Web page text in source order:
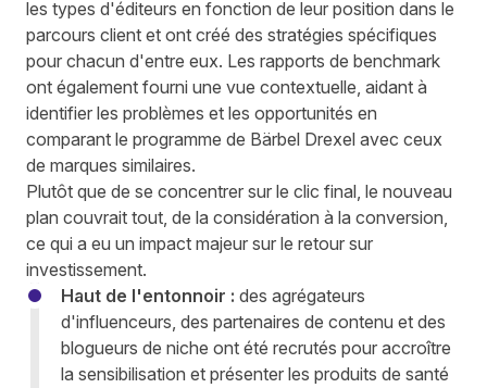
les types d'éditeurs en fonction de leur position dans le
parcours client et ont créé des stratégies spécifiques
pour chacun d'entre eux. Les rapports de benchmark
ont également fourni une vue contextuelle, aidant à
identifier les problèmes et les opportunités en
comparant le programme de Bärbel Drexel avec ceux
de marques similaires.
Plutôt que de se concentrer sur le clic final, le nouveau
plan couvrait tout, de la considération à la conversion,
ce qui a eu un impact majeur sur le retour sur
investissement.
Haut de l'entonnoir : des agrégateurs
d'influenceurs, des partenaires de contenu et des
blogueurs de niche ont été recrutés pour accroître
la sensibilisation et présenter les produits de santé